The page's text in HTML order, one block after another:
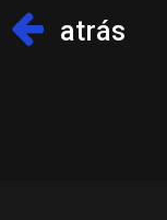
atrás